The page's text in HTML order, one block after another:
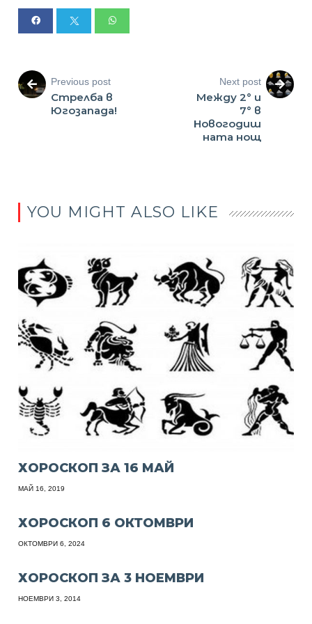
Previous post
Стрелба в
Югозапада!
Next post
Между 2° и
7° в
Новогодиш
ната нощ
YOU MIGHT ALSO LIKE
ХОРОСКОП ЗА 16 МАЙ
МАЙ 16, 2019
ХОРОСКОП 6 ОКТОМВРИ
ОКТОМВРИ 6, 2024
ХОРОСКОП ЗА 3 НОЕМВРИ
НОЕМВРИ 3, 2014